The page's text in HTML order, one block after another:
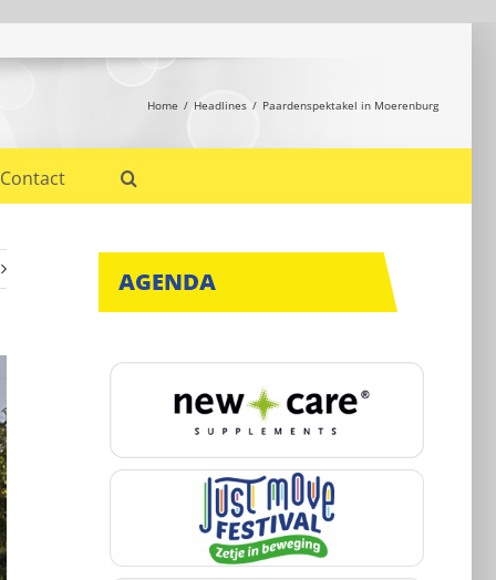
Contact
Home Headlines Paardenspektakel in Moerenburg